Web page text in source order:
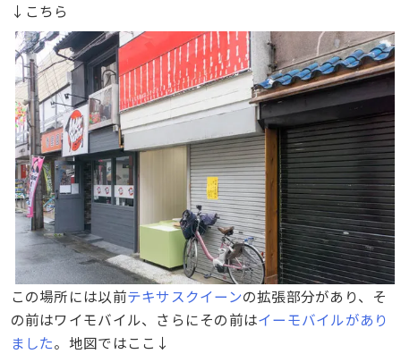
↓こちら
この場所には以前テキサスクイーンの拡張部分があり、そ
の前はワイモバイル、さらにその前はイーモバイルがあり
ました。地図ではここ↓